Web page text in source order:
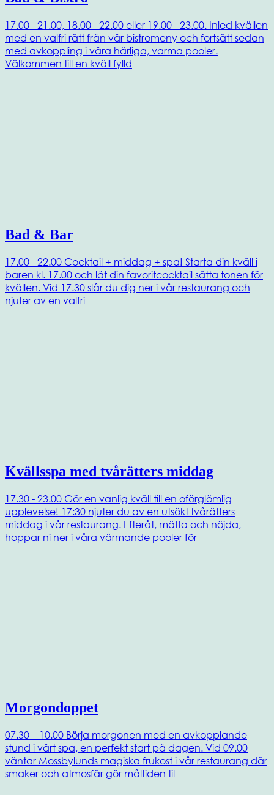
17.00 - 21.00, 18.00 - 22.00 eller 19.00 - 23.00. Inled kvällen
med en valfri rätt från vår bistromeny och fortsätt sedan
med avkoppling i våra härliga, varma pooler.
Välkommen till en kväll fylld
Bad & Bar
17.00 - 22.00 Cocktail + middag + spa! Starta din kväll i
baren kl. 17.00 och låt din favoritcocktail sätta tonen för
kvällen. Vid 17.30 slår du dig ner i vår restaurang och
njuter av en valfri
Kvällsspa med tvårätters middag
17.30 - 23.00 Gör en vanlig kväll till en oförglömlig
upplevelse! 17:30 njuter du av en utsökt tvårätters
middag i vår restaurang. Efteråt, mätta och nöjda,
hoppar ni ner i våra värmande pooler för
Morgondoppet
07.30 – 10.00 Börja morgonen med en avkopplande
stund i vårt spa, en perfekt start på dagen. Vid 09.00
väntar Mossbylunds magiska frukost i vår restaurang där
smaker och atmosfär gör måltiden til